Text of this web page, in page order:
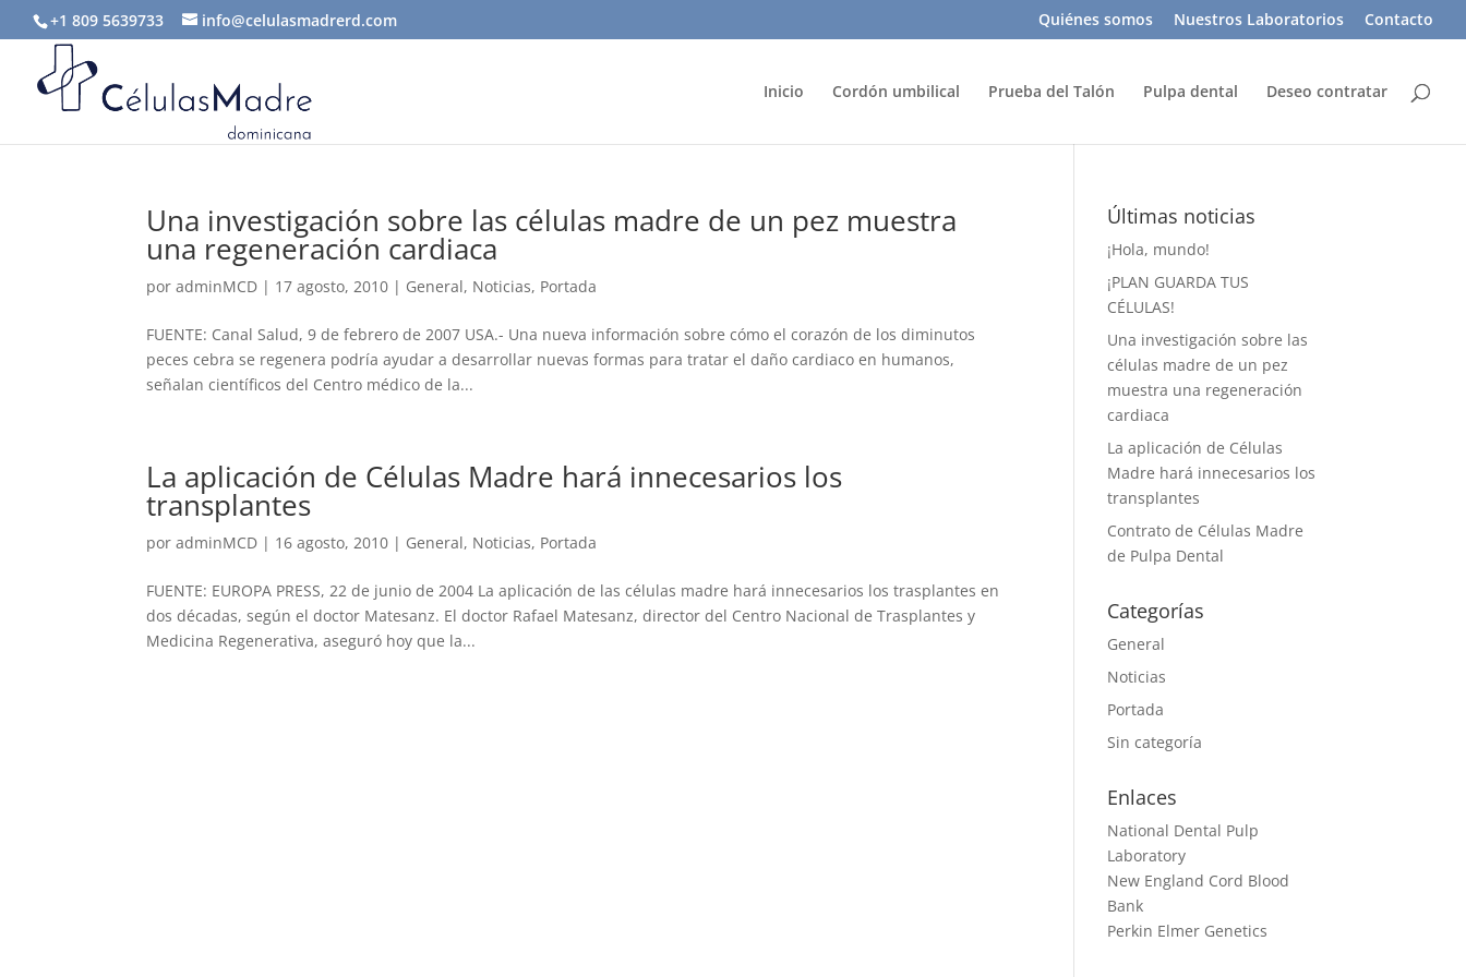
+1 809 5639733 info@celulasmadrerd.com Quiénes somos Nuestros Laboratorios Contacto
Inicio Cordón umbilical Prueba del Talón Pulpa dental Deseo contratar
Una investigación sobre las células madre de un pez muestra
una regeneración cardiaca
poradminMCD | 17 agosto, 2010 | General, Noticias, Portada
FUENTE: Canal Salud, 9 de febrero de 2007 USA.- Una nueva información sobre cómo el corazón de los diminutos
peces cebra se regenera podría ayudar a desarrollar nuevas formas para tratar el daño cardiaco en humanos,
señalan científicos del Centro médico de la...
La aplicación de Células Madre hará innecesarios los
transplantes
poradminMCD | 16 agosto, 2010 | General, Noticias, Portada
FUENTE: EUROPA PRESS, 22 de junio de 2004 La aplicación de las células madre hará innecesarios los trasplantes en
dos décadas, según el doctor Matesanz. El doctor Rafael Matesanz, director del Centro Nacional de Trasplantes y
Medicina Regenerativa, aseguró hoy que la...
Últimas noticias
¡Hola, mundo!
¡PLAN GUARDA TUS
CÉLULAS!
Una investigación sobre las
células madre de un pez
muestra una regeneración
cardiaca
La aplicación de Células
Madre hará innecesarios los
transplantes
Contrato de Células Madre
de Pulpa Dental
Categorías
General
Noticias
Portada
Sin categoría
Enlaces
National Dental Pulp
Laboratory
New England Cord Blood
Bank
Perkin Elmer Genetics